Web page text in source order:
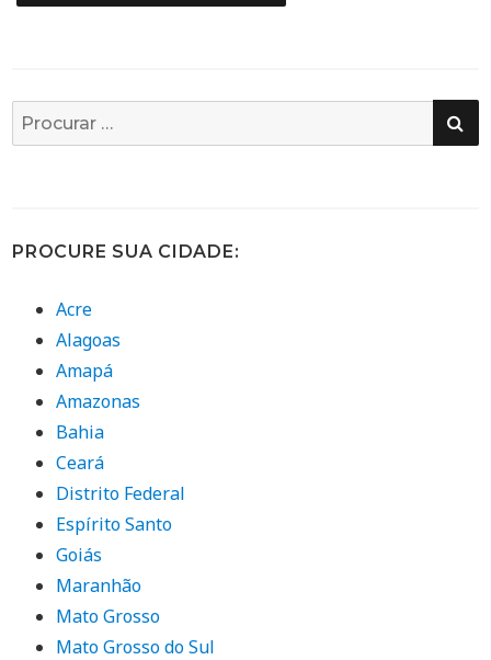
Busca
por:
PROCURE SUA CIDADE:
Acre
Alagoas
Amapá
Amazonas
Bahia
Ceará
Distrito Federal
Espírito Santo
Goiás
Maranhão
Mato Grosso
Mato Grosso do Sul